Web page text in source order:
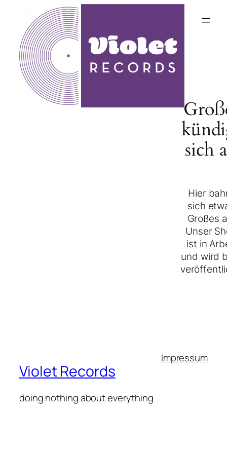
sich
Hier
sich
Großes
Unser
ist in
und wird
Violet Records
doing nothing about everything
Impressum